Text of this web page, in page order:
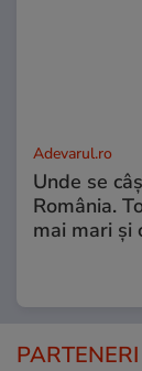
Adevarul.ro
Unde se
România.
mai mari și
PARTENERI